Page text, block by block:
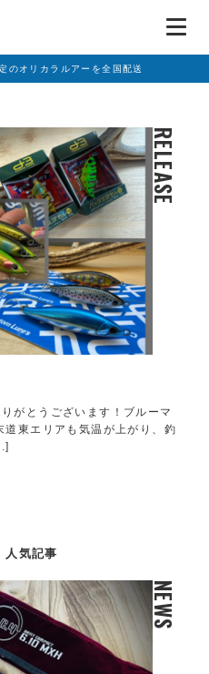
のオリカラルアーを全国配送
RELEASE
がとうございます！ブルーマ
東エリアも気温が上がり、釣
人気記事
NEWS